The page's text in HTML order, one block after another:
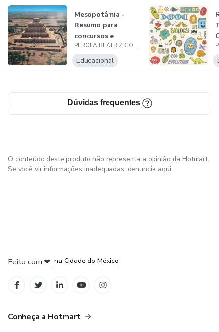
Araujo Ferreira é uma referência na área. Sua nova biografia
reflete sua expertise e sua paixão por ajudar outros
estudantes a alcançarem o sucesso acadêmico.
Mesopotâmia -
Resumo para
concursos e
vestibulares
PEROLA BEATRIZ GONCALVES ARAUJO FERREIRA
Educacional
Dúvidas frequentes
O conteúdo deste produto não representa a opinião da Hotmart.
Se você vir informações inadequadas, denuncie aqui
Feito com ❤ na Cidade do México
Conheça a Hotmart